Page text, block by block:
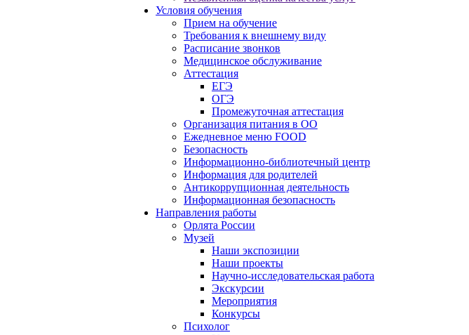
Условия обучения
Прием на обучение
Требования к внешнему виду
Расписание звонков
Медицинское обслуживание
Аттестация
ЕГЭ
ОГЭ
Промежуточная аттестация
Организация питания в ОО
Ежедневное меню FOOD
Безопасность
Информационно-библиотечный центр
Информация для родителей
Антикоррупционная деятельность
Информационная безопасность
Направления работы
Орлята России
Музей
Наши экспозиции
Наши проекты
Научно-исследовательская работа
Экскурсии
Мероприятия
Конкурсы
Психолог